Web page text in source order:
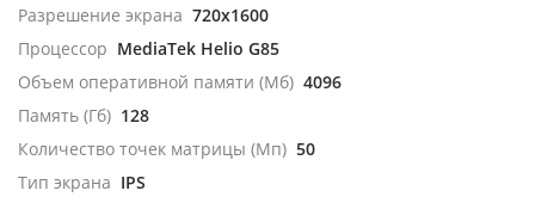
Разрешение экрана 720x1600
Процессор MediaTek Helio G85
Объем оперативной памяти (Мб) 4096
Память (Гб) 128
Количество точек матрицы (Мп) 50
Тип экрана IPS